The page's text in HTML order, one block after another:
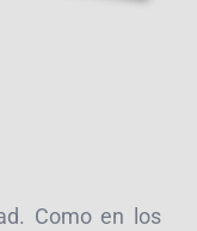
Como en los